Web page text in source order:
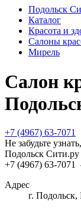
Подольск
Каталог
Красота и
Салоны
Мирель
Салон
+7 (4967) 63-7071
Не забудьте
Подольск
+7 (4967) 63-7071
Адрес
г. Подольск,